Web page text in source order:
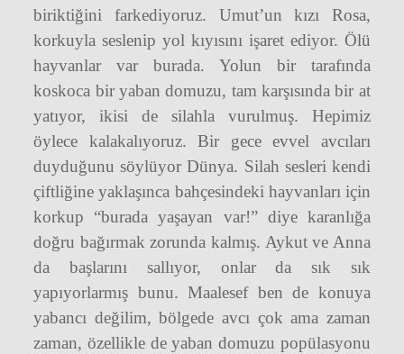
biriktiğini farkediyoruz. Umut’un kızı Rosa,
korkuyla seslenip yol kıyısını işaret ediyor. Ölü
hayvanlar var burada. Yolun bir tarafında
koskoca bir yaban domuzu, tam karşısında bir at
yatıyor, ikisi de silahla vurulmuş. Hepimiz
öylece kalakalıyoruz. Bir gece evvel avcıları
duyduğunu söylüyor Dünya. Silah sesleri kendi
çiftliğine yaklaşınca bahçesindeki hayvanları için
korkup “burada yaşayan var!” diye karanlığa
doğru bağırmak zorunda kalmış. Aykut ve Anna
da başlarını sallıyor, onlar da sık sık
yapıyorlarmış bunu. Maalesef ben de konuya
yabancı değilim, bölgede avcı çok ama zaman
zaman, özellikle de yaban domuzu popülasyonu